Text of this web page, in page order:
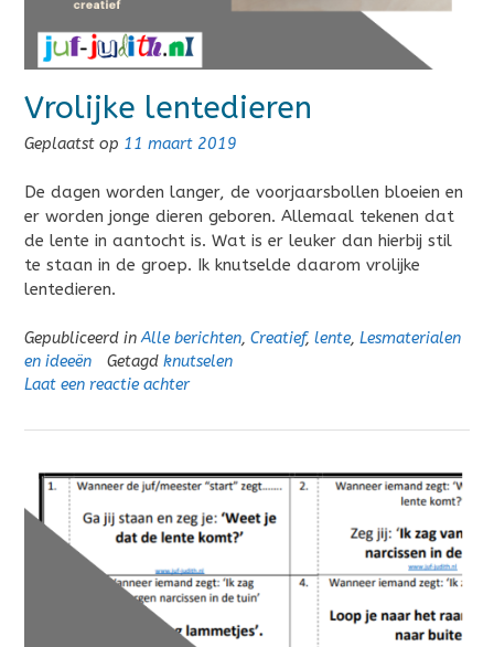
Vrolijke lentedieren
Geplaatst op 11 maart 2019
De dagen worden langer, de voorjaarsbollen bloeien en
er worden jonge dieren geboren. Allemaal tekenen dat
de lente in aantocht is. Wat is er leuker dan hierbij stil
te staan in de groep. Ik knutselde daarom vrolijke
lentedieren.
Gepubliceerd inAlle berichten, Creatief, lente, Lesmaterialen
en ideeën
Getagd knutselen
Laat een reactie achter